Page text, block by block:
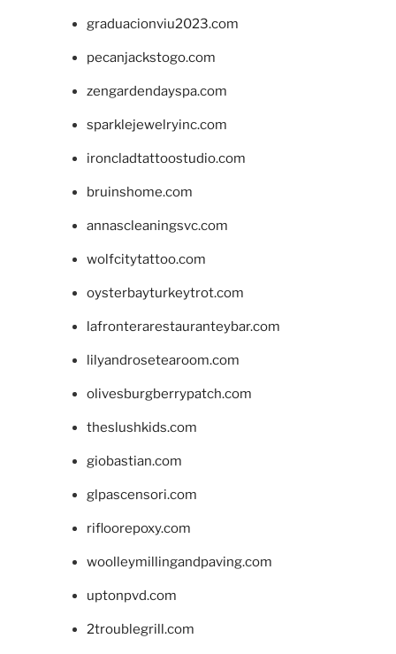
graduacionviu2023.com
pecanjackstogo.com
zengardendayspa.com
sparklejewelryinc.com
ironcladtattoostudio.com
bruinshome.com
annascleaningsvc.com
wolfcitytattoo.com
oysterbayturkeytrot.com
lafronterarestauranteybar.com
lilyandrosetearoom.com
olivesburgberrypatch.com
theslushkids.com
giobastian.com
glpascensori.com
rifloorepoxy.com
woolleymillingandpaving.com
uptonpvd.com
2troublegrill.com